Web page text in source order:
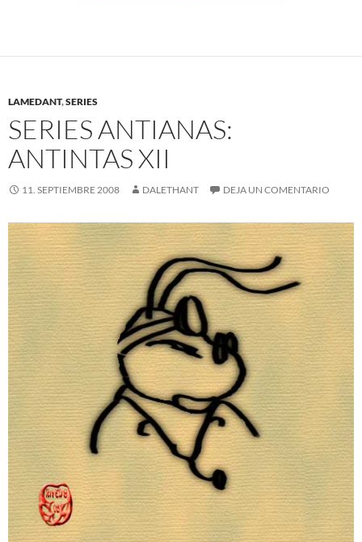
LAMEDANT,SERIES
SERIES ANTIANAS:
ANTINTAS XII
11. SEPTIEMBRE 2008 DALETHANT DEJA UN COMENTARIO